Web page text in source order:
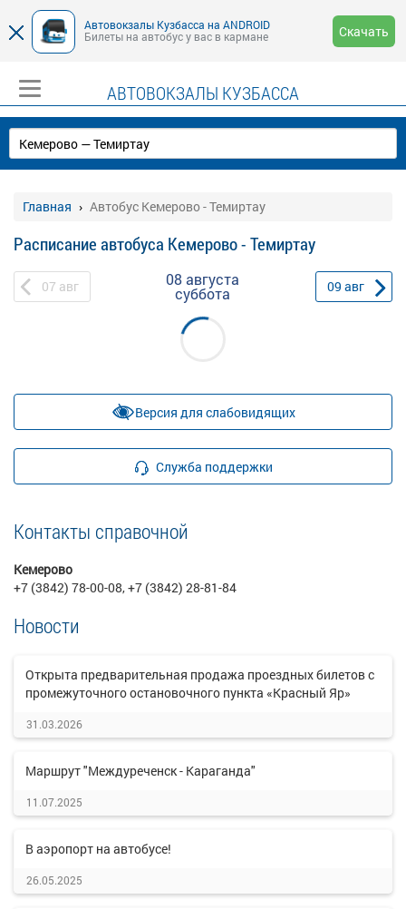
Автовокзалы Кузбасса на ANDROID
Билеты на автобус у вас в кармане
Скачать
АВТОВОКЗАЛЫ КУЗБАССА
Главная Автобус Кемерово - Темиртау
Расписание автобуса Кемерово - Темиртау
07 авг 08 августа
суббота 09 авг
Версия для слабовидящих
Служба поддержки
Контакты справочной
Кемерово
+7 (3842) 78-00-08, +7 (3842) 28-81-84
Новости
Открыта предварительная продажа проездных билетов с
промежуточного остановочного пункта «Красный Яр»
31.03.2026
Маршрут "Междуреченск - Караганда"
11.07.2025
В аэропорт на автобусе!
26.05.2025